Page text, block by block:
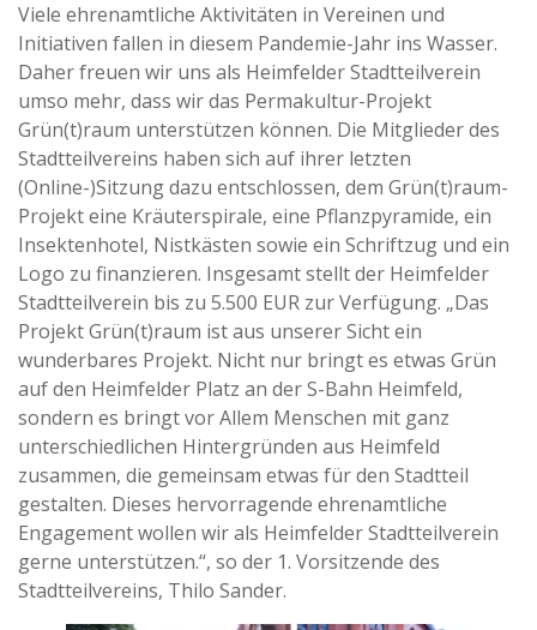
Viele ehrenamtliche Aktivitäten in Vereinen und
Initiativen fallen in diesem Pandemie-Jahr ins Wasser.
Daher freuen wir uns als Heimfelder Stadtteilverein
umso mehr, dass wir das Permakultur-Projekt
Grün(t)raum unterstützen können. Die Mitglieder des
Stadtteilvereins haben sich auf ihrer letzten
(Online-)Sitzung dazu entschlossen, dem Grün(t)raum-
Projekt eine Kräuterspirale, eine Pflanzpyramide, ein
Insektenhotel, Nistkästen sowie ein Schriftzug und ein
Logo zu finanzieren. Insgesamt stellt der Heimfelder
Stadtteilverein bis zu 5.500 EUR zur Verfügung. „Das
Projekt Grün(t)raum ist aus unserer Sicht ein
wunderbares Projekt. Nicht nur bringt es etwas Grün
auf den Heimfelder Platz an der S-Bahn Heimfeld,
sondern es bringt vor Allem Menschen mit ganz
unterschiedlichen Hintergründen aus Heimfeld
zusammen, die gemeinsam etwas für den Stadtteil
gestalten. Dieses hervorragende ehrenamtliche
Engagement wollen wir als Heimfelder Stadtteilverein
gerne unterstützen.“, so der 1. Vorsitzende des
Stadtteilvereins, Thilo Sander.